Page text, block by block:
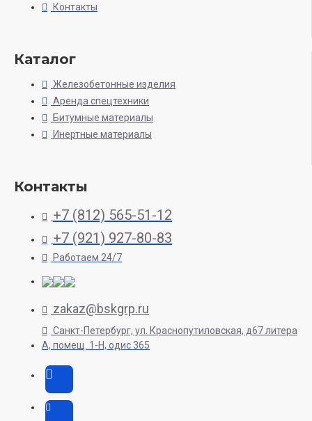
Контакты
Каталог
Железобетонные изделия
Аренда спецтехники
Битумные материалы
Инертные материалы
Контакты
+7 (812) 565-51-12
+7 (921) 927-80-83
Работаем 24/7
zakaz@bskgrp.ru
Санкт-Петербург, ул. Краснопутиловская, д67 литера
А, помещ. 1-H, одис 365